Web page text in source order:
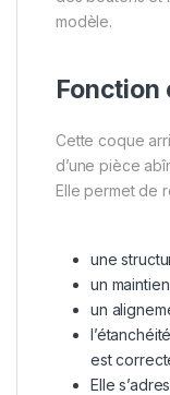
modèle.
Fonction
Cette coque
d’une pièce
Elle permet de
une
un
un
est
Elle